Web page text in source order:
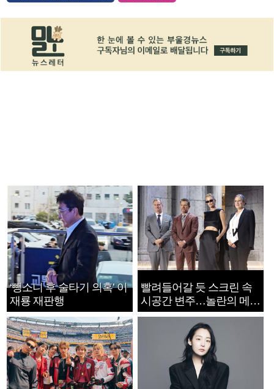
‘뺑소니 후 술타기 의혹’ 이
재룡 재판행
빨려들어갈 듯 스크린 속
시공간 변주…놀란의 메시
지는 ‘전쟁 속죄’